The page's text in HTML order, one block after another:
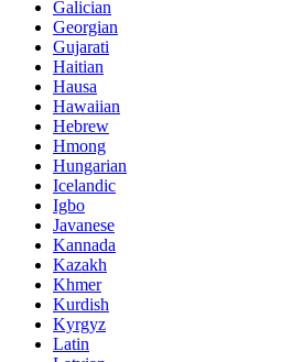
Galician
Georgian
Gujarati
Haitian
Hausa
Hawaiian
Hebrew
Hmong
Hungarian
Icelandic
Igbo
Javanese
Kannada
Kazakh
Khmer
Kurdish
Kyrgyz
Latin